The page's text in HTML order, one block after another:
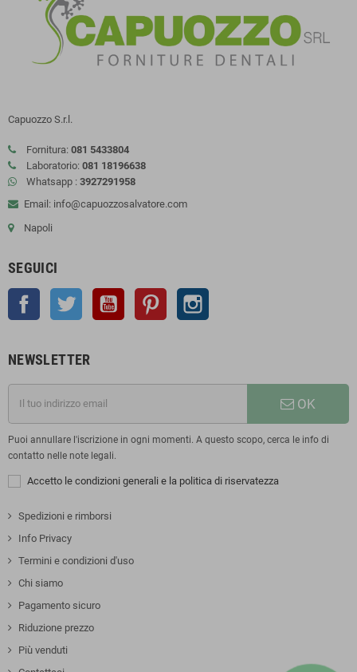
Capuozzo S.r.l.
Fornitura: 081 5433804
Laboratorio: 081 18196638
Whatsapp : 3927291958
Email: info@capuozzosalvatore.com
Napoli
SEGUICI
Facebook Twitter YouTube Pinterest
NEWSLETTER
OK
Puoi annullare l'iscrizione in ogni momenti. A questo scopo, cerca le info di
contatto nelle note legali.
Accetto le condizioni generali e la politica di riservatezza
Spedizioni e rimborsi
Info Privacy
Termini e condizioni d'uso
Chi siamo
Pagamento sicuro
Riduzione prezzo
Più venduti